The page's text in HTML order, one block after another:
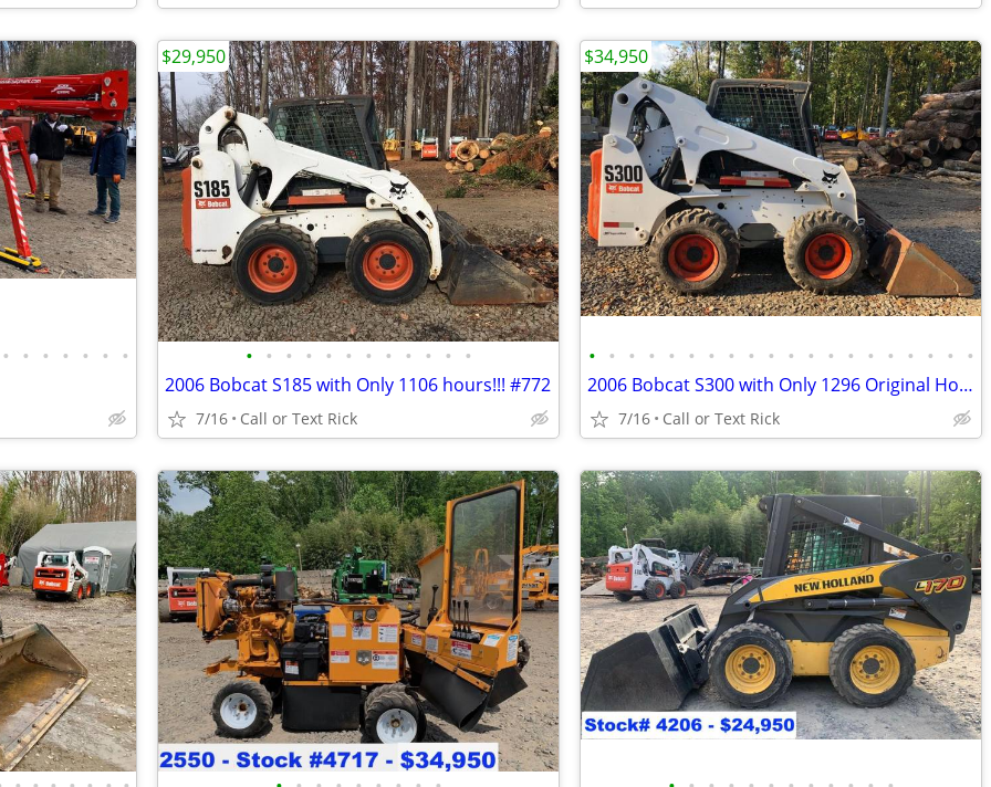
• • • • • • • • • • • • • • • • • • •
2006 Bobcat S185 with Only 1106 hours!!! #772
7/16 Call or Text Rick
$29,950
• • • • • • • • • • • • • • • • • • • •
2006 Bobcat S300 with Only 1296 Original Hours!!! #2375
7/16 Call or Text Rick
$34,950